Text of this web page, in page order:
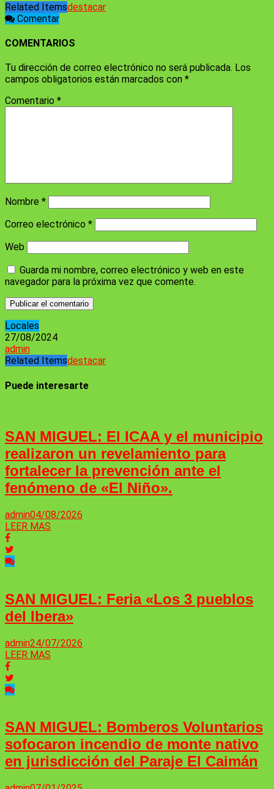
Related Itemsdestacar
Comentar
COMENTARIOS
Tu dirección de correo electrónico no será publicada. Los
campos obligatorios están marcados con *
Comentario *
Nombre *
Correo electrónico *
Web
Guarda mi nombre, correo electrónico y web en este
navegador para la próxima vez que comente.
Locales
27/08/2024
admin
Related Itemsdestacar
Puede interesarte
SAN MIGUEL: El ICAA y el municipio
realizaron un revelamiento para
fortalecer la prevención ante el
fenómeno de «El Niño».
admin04/08/2026
LEER MAS
SAN MIGUEL: Feria «Los 3 pueblos
del Ibera»
admin24/07/2026
LEER MAS
SAN MIGUEL: Bomberos Voluntarios
sofocaron incendio de monte nativo
en jurisdicción del Paraje El Caimán